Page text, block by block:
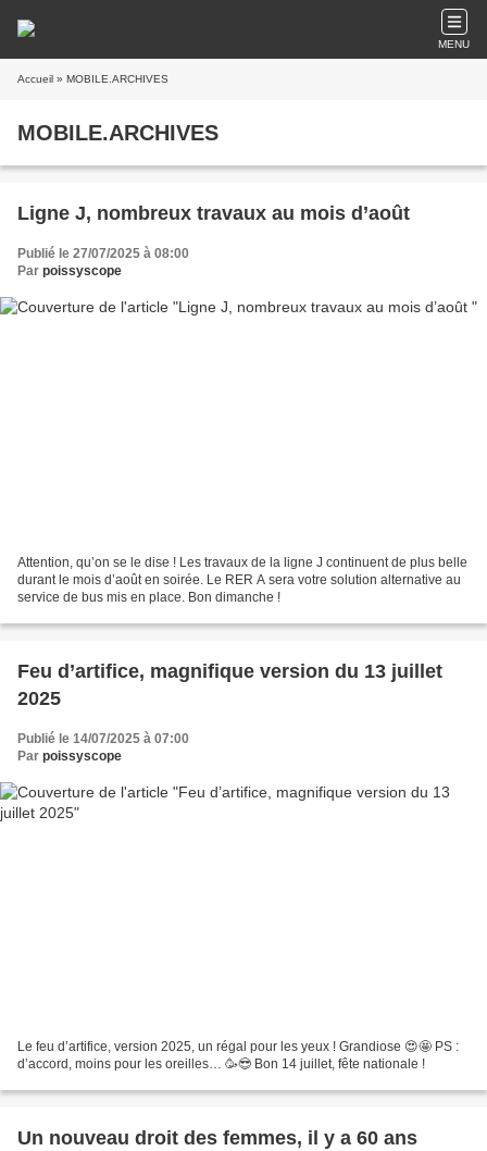
MENU
Accueil » MOBILE.ARCHIVES
MOBILE.ARCHIVES
Ligne J, nombreux travaux au mois d’août
Publié le 27/07/2025 à 08:00
Par poissyscope
Attention, qu’on se le dise ! Les travaux de la ligne J continuent de plus belle
durant le mois d’août en soirée. Le RER A sera votre solution alternative au
service de bus mis en place. Bon dimanche !
Feu d’artifice, magnifique version du 13 juillet
2025
Publié le 14/07/2025 à 07:00
Par poissyscope
Le feu d’artifice, version 2025, un régal pour les yeux ! Grandiose 😍🤩 PS :
d’accord, moins pour les oreilles… 🥳😎 Bon 14 juillet, fête nationale !
Un nouveau droit des femmes, il y a 60 ans